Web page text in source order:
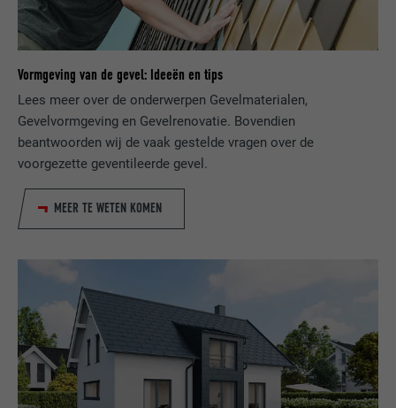
Vormgeving van de gevel: Ideeën en tips
Lees meer over de onderwerpen Gevelmaterialen,
Gevelvormgeving en Gevelrenovatie. Bovendien
beantwoorden wij de vaak gestelde vragen over de
voorgezette geventileerde gevel.
MEER TE WETEN KOMEN
AANBIEDER LinkedIn
VERVALTIJD 2 jaar
DOEL
Gebruikt door de socialnetworking-dienst
LinkedIn voor het volgen van het gebruik
van ingebedde diensten.
NAAM UserMatchHistory
VERVALTIJD
DOEL
Wordt gebruikt om bezoekers op meerdere
websites te volgen, om op basis van de
voorkeuren van de bezoeker relevante
reclame te presenteren.